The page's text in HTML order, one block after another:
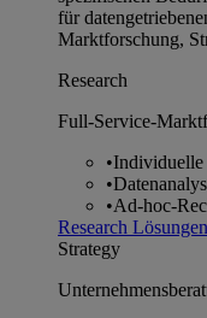
für
Marktforschung,
Research
Full-Service-
•Individuelle
•
•Ad-hoc-
Research Lösungen
Strategy